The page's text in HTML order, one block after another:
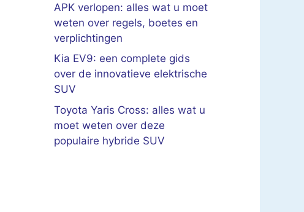
APK verlopen: alles wat u moet
weten over regels, boetes en
verplichtingen
Kia EV9: een complete gids
over de innovatieve elektrische
SUV
Toyota Yaris Cross: alles wat u
moet weten over deze
populaire hybride SUV